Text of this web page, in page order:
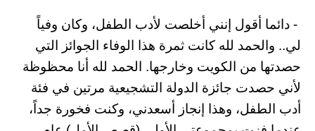
- دائما أقول إنني أخلصت لأدب الطفل، وكان وفياً
لي.. والحمد لله كانت ثمرة هذا الوفاء الجوائز التي
حصدتها من الكويت وخارجها. الحمد لله أنا محظوظة
لأني حصدت جائزة الدولة التشجيعية مرتين في فئة
أدب الطفل، وهذا إنجاز أسعدني، وكنت فخورة جداً،